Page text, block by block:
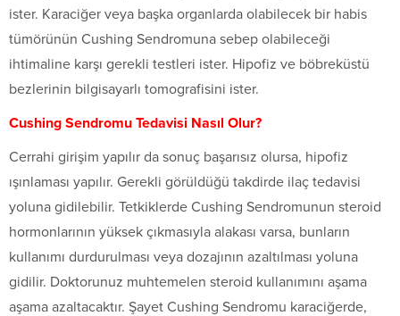
ister. Karaciğer veya başka organlarda olabilecek bir habis
tümörünün Cushing Sendromuna sebep olabileceği
ihtimaline karşı gerekli testleri ister. Hipofiz ve böbreküstü
bezlerinin bilgisayarlı tomografisini ister.
Cushing Sendromu Tedavisi Nasıl Olur?
Cerrahi girişim yapılır da sonuç başarısız olursa, hipofiz
ışınlaması yapılır. Gerekli görüldüğü takdirde ilaç tedavisi
yoluna gidilebilir. Tetkiklerde Cushing Sendromunun steroid
hormonlarının yüksek çıkmasıyla alakası varsa, bunların
kullanımı durdurulması veya dozajının azaltılması yoluna
gidilir. Doktorunuz muhtemelen steroid kullanımını aşama
aşama azaltacaktır. Şayet Cushing Sendromu karaciğerde,